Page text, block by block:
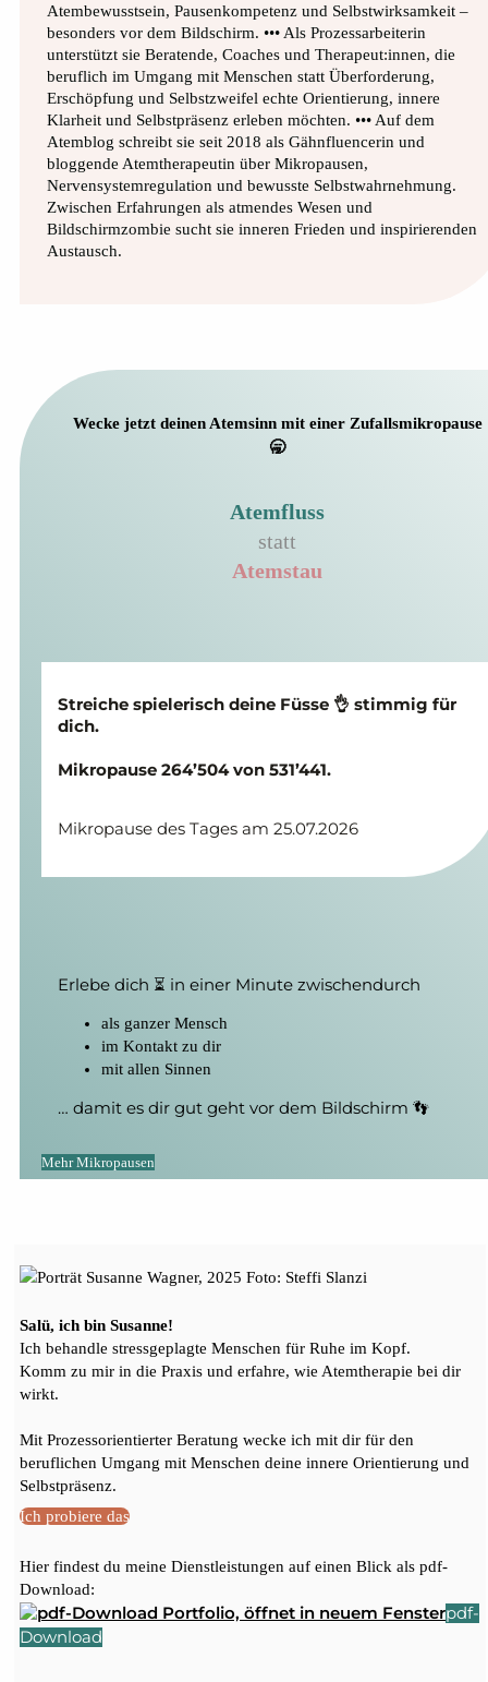
Atembewusstsein, Pausenkompetenz und Selbstwirksamkeit –
besonders vor dem Bildschirm. ••• Als Prozessarbeiterin
unterstützt sie Beratende, Coaches und Therapeut:innen, die
beruflich im Umgang mit Menschen statt Überforderung,
Erschöpfung und Selbstzweifel echte Orientierung, innere
Klarheit und Selbstpräsenz erleben möchten. ••• Auf dem
Atemblog schreibt sie seit 2018 als Gähnfluencerin und
bloggende Atemtherapeutin über Mikropausen,
Nervensystemregulation und bewusste Selbstwahrnehmung.
Zwischen Erfahrungen als atmendes Wesen und
Bildschirmzombie sucht sie inneren Frieden und inspirierenden
Austausch.
Wecke jetzt deinen Atemsinn mit einer Zufallsmikropause
🥱
Atemfluss
statt
Atemstau
Streiche spielerisch deine Füsse 👌 stimmig für
dich.
Mikropause 264’504 von 531’441.
Mikropause des Tages am 25.07.2026
Erlebe dich ⏳ in einer Minute zwischendurch
als ganzer Mensch
im Kontakt zu dir
mit allen Sinnen
… damit es dir gut geht vor dem Bildschirm 👣
Mehr Mikropausen
Salü, ich bin Susanne!
Ich behandle stressgeplagte Menschen für Ruhe im Kopf.
Komm zu mir in die Praxis und erfahre, wie Atemtherapie bei dir
wirkt.
Mit Prozessorientierter Beratung wecke ich mit dir für den
beruflichen Umgang mit Menschen deine innere Orientierung und
Selbstpräsenz.
Ich probiere das
Hier findest du meine Dienstleistungen auf einen Blick als pdf-
Download:
pdf-
Download